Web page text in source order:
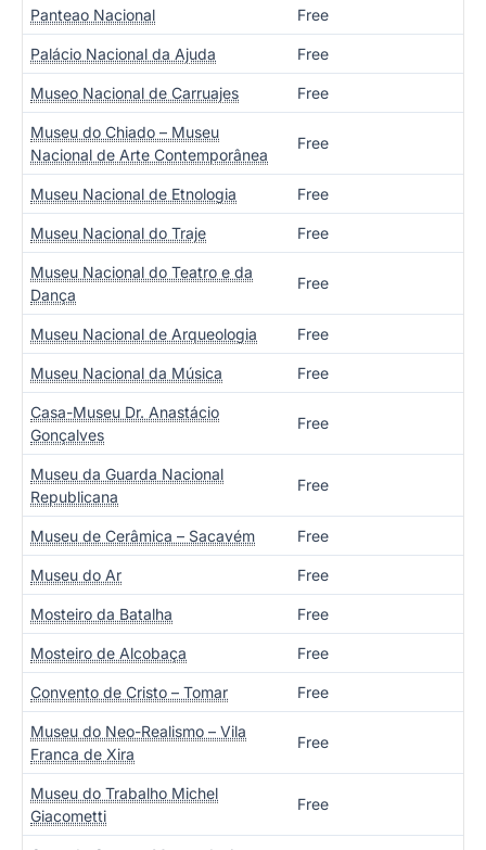
Panteao Nacional Free
Palácio Nacional da Ajuda Free
Museo Nacional de Carruajes Free
Museu do Chiado – Museu
Nacional de Arte Contemporânea
Free
Museu Nacional de Etnologia Free
Museu Nacional do Traje Free
Museu Nacional do Teatro e da
Dança
Free
Museu Nacional de Arqueologia Free
Museu Nacional da Música Free
Casa-Museu Dr. Anastácio
Gonçalves
Free
Museu da Guarda Nacional
Republicana
Free
Museu de Cerâmica – Sacavém Free
Museu do Ar Free
Mosteiro da Batalha Free
Mosteiro de Alcobaça Free
Convento de Cristo – Tomar Free
Museu do Neo-Realismo – Vila
Franca de Xira
Free
Museu do Trabalho Michel
Giacometti
Free